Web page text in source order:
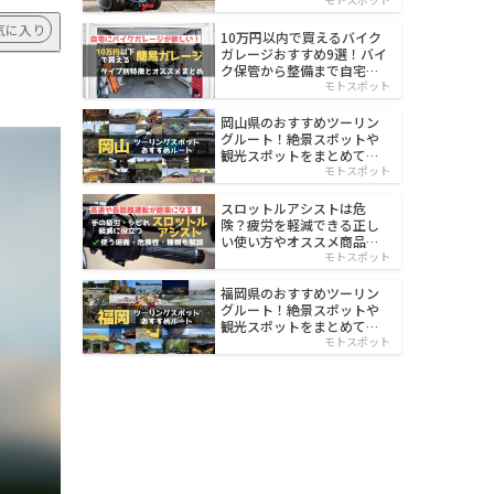
に入り
10万円以内で買えるバイク
ガレージおすすめ9選！バイ
ク保管から整備まで自宅で
モトスポット
岡山県のおすすめツーリン
グルート！絶景スポットや
観光スポットをまとめて紹
モトスポット
スロットルアシストは危
険？疲労を軽減できる正し
い使い方やオススメ商品を
モトスポット
福岡県のおすすめツーリン
グルート！絶景スポットや
観光スポットをまとめて紹
モトスポット